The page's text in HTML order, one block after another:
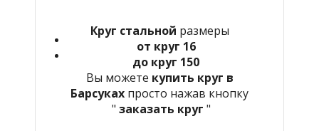
Круг стальной размеры
от круг 16
до круг 150
Вы можете купить круг в
Барсуках просто нажав кнопку
" заказать круг "